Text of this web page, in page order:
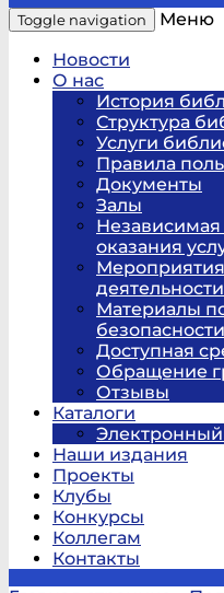
Toggle navigation
Меню
Новости
О нас
История
Структура
Услуги
Правила
Документы
Залы
Независимая
оказания
деятельности
Материалы
безопасности
Доступная
Обращение
Отзывы
Каталоги
Электронный
Наши издания
Проекты
Клубы
Конкурсы
Коллегам
Контакты